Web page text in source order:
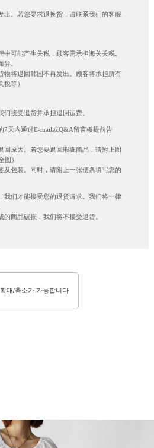
出。若您要求退换货，请联系我们的客服
可能产生关税，顾客需承担海关关税。
。
物将退回韩国不再发出。顾客将承担所有
等）
接受退货并承担退回运费。
7天内通过E-mail或Q&A留言板提前告
回原因。若您要退回瑕疵商品，请附上图
图）
及包装。同时，请附上一张便条填写您的
我们才能接受您的退货请求。我们将一律
的商品破损，我们将不接受退货。
확대/축소가 가능합니다